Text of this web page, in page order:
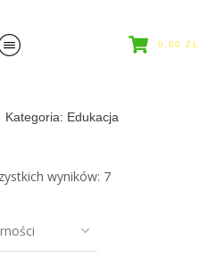
0,00 ZŁ
Kategoria: Edukacja
wyników: 7